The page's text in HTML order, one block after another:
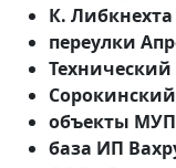
К.
переулки
Сорокинский
объекты
база ИП